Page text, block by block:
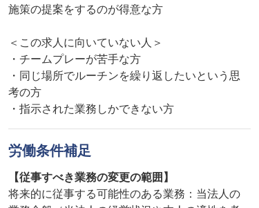
施策の提案をするのが得意な方
＜この求人に向いていない人＞
・チームプレーが苦手な方
・同じ場所でルーチンを繰り返したいという思
考の方
・指示された業務しかできない方
労働条件補足
【従事すべき業務の変更の範囲】
将来的に従事する可能性のある業務：当法人の